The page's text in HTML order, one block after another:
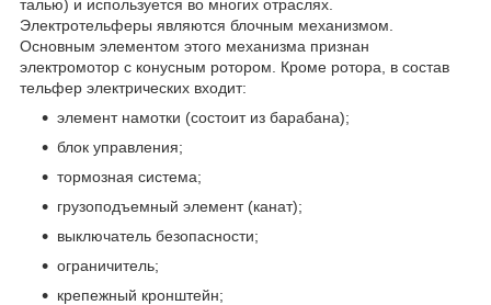
талью) и используется во многих отраслях.
Электротельферы являются блочным механизмом.
Основным элементом этого механизма признан
электромотор с конусным ротором. Кроме ротора, в состав
тельфер электрических входит:
элемент намотки (состоит из барабана);
блок управления;
тормозная система;
грузоподъемный элемент (канат);
выключатель безопасности;
ограничитель;
крепежный кронштейн;